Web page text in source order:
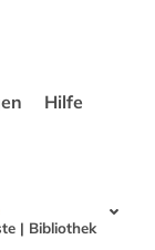
Hilfe
| Bibliothek